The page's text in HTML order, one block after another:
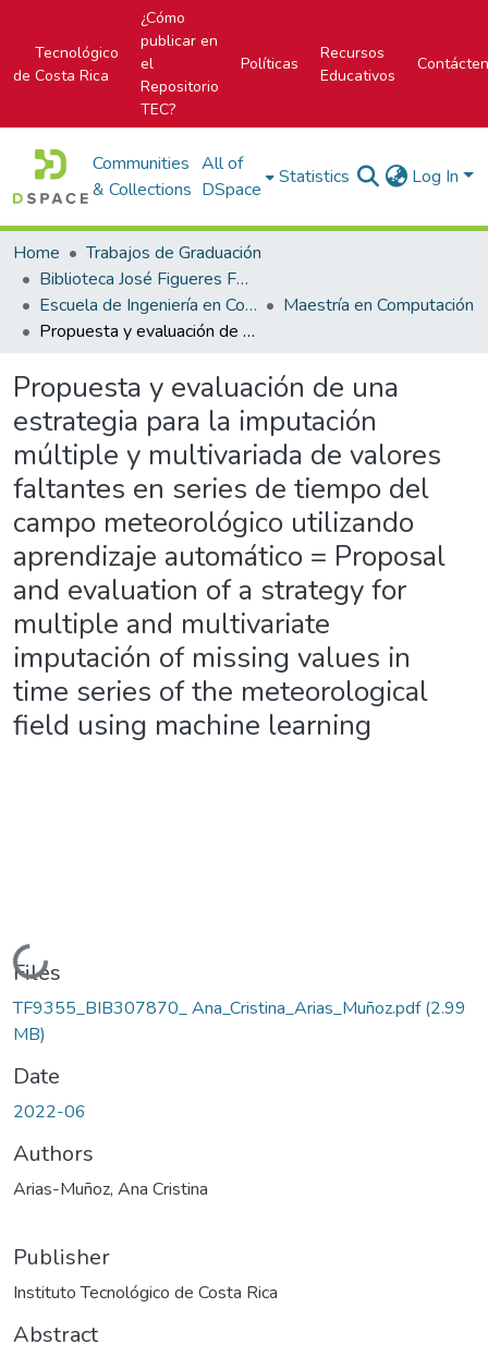
Tecnológico
de Costa Rica
¿Cómo
publicar en
el
Repositorio
TEC?
Políticas
Recursos
Educativos
Communities
& Collections
All of
DSpace
Statistics Log In
Home
Trabajos de Graduación
Biblioteca José Figueres Ferrer
Escuela de Ingeniería en Computación
Maestría en Computación
Propuesta y evaluación de una estrategia para la imputación múltiple y multivariada de valores faltantes en series de tiempo del campo meteorológico utilizando aprendizaje automático = Proposal and evaluation of a strategy for multiple and multivariate imputación of missing values in time series of the meteorological field using machine learning
Propuesta y evaluación de una
estrategia para la imputación
múltiple y multivariada de valores
faltantes en series de tiempo del
campo meteorológico utilizando
aprendizaje automático = Proposal
and evaluation of a strategy for
multiple and multivariate
imputación of missing values in
time series of the meteorological
field using machine learning
Loading...
Files
TF9355_BIB307870_ Ana_Cristina_Arias_Muñoz.pdf(2.99
MB)
Date
2022-06
Authors
Arias-Muñoz, Ana Cristina
Publisher
Instituto Tecnológico de Costa Rica
Abstract